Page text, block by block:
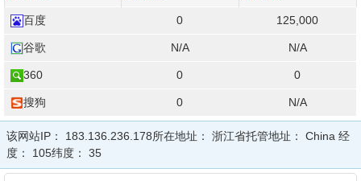
百度 0 125,000
谷歌 N/A N/A
360 0 0
搜狗 0 N/A
该网站IP： 183.136.236.178所在地址： 浙江省托管地址： China 经
度： 105纬度： 35